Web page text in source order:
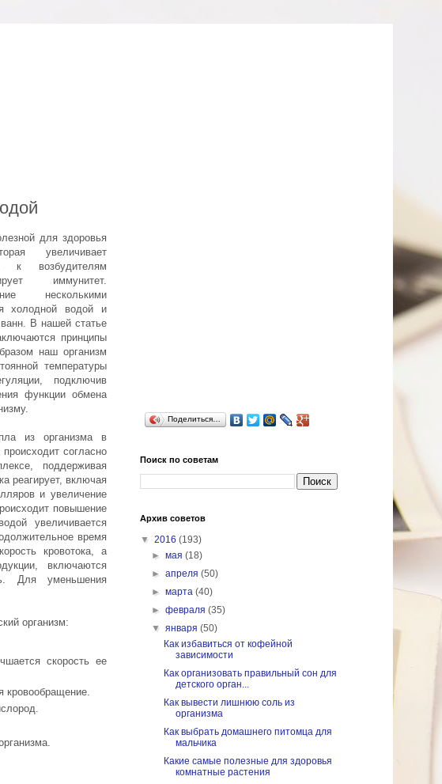
для здоровья
увеличивает
к возбудителям
иммунитет.
несколькими
холодной водой и
В нашей статье
принципы
наш организм
температуры
подключив
функции обмена
из организма в
согласно
поддерживая
реагирует, включая
и увеличение
повышение
увеличивается
время
кровотока, а
включаются
Для уменьшения
организм:
скорость ее
кровообращение.
Поделиться…
Поиск по советам
Архив советов
▼ 2016 (193)
►мая(18)
►апреля(50)
►марта(40)
►февраля(35)
▼января(50)
Как избавиться от кофейной
зависимости
Как организовать правильный сон для
детского орган...
Как вывести лишнюю соль из
организма
Как выбрать домашнего питомца для
мальчика
Какие самые полезные для здоровья
комнатные растения